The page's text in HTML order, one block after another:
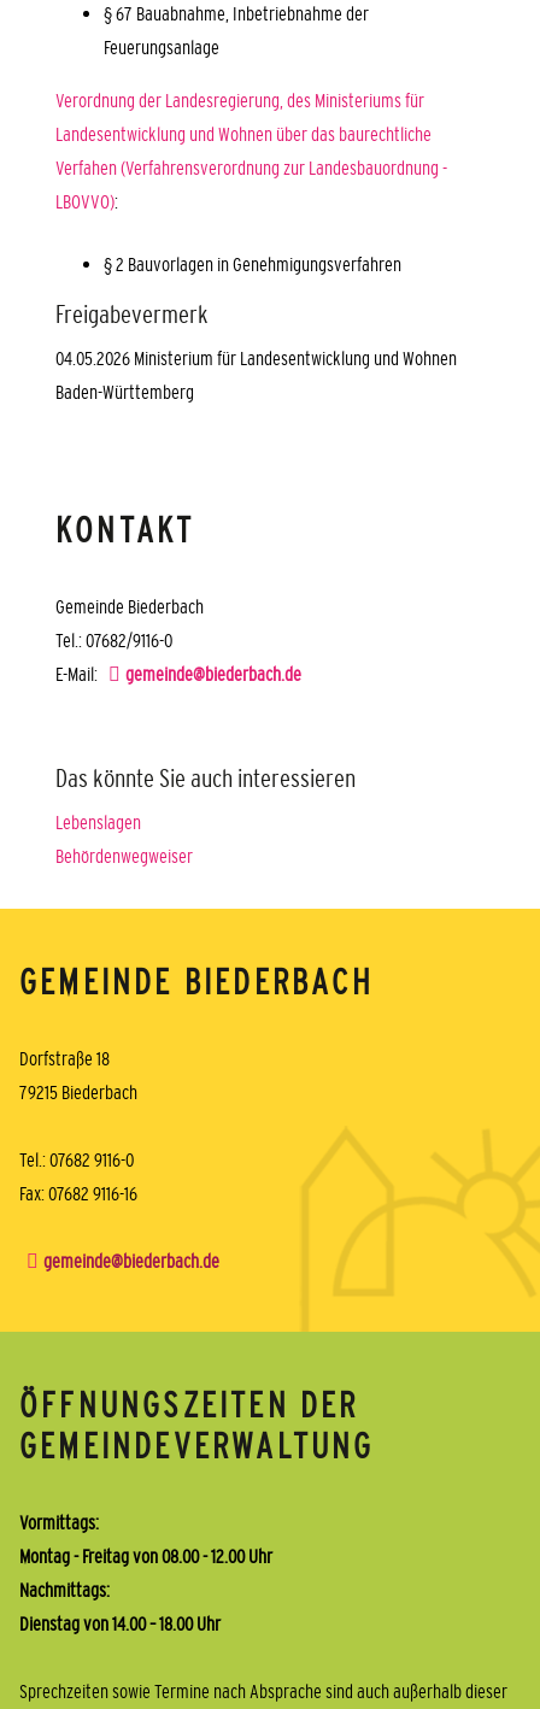
§ 67 Bauabnahme, Inbetriebnahme der
Feuerungsanlage
Verordnung der Landesregierung, des Ministeriums für
Landesentwicklung und Wohnen über das baurechtliche
Verfahen (Verfahrensverordnung zur Landesbauordnung -
LBOVVO):
§ 2 Bauvorlagen in Genehmigungsverfahren
Freigabevermerk
04.05.2026 Ministerium für Landesentwicklung und Wohnen
Baden-Württemberg
KONTAKT
Gemeinde Biederbach
Tel.: 07682/9116-0
E-Mail:
gemeinde@biederbach.de
Das könnte Sie auch interessieren
Lebenslagen
Behördenwegweiser
GEMEINDE BIEDERBACH
Dorfstraße 18
79215 Biederbach
Tel.: 07682 9116-0
Fax: 07682 9116-16
gemeinde@biederbach.de
ÖFFNUNGSZEITEN DER
GEMEINDEVERWALTUNG
Vormittags:
Montag - Freitag von 08.00 - 12.00 Uhr
Nachmittags:
Dienstag von 14.00 – 18.00 Uhr
Sprechzeiten sowie Termine nach Absprache sind auch außerhalb dieser